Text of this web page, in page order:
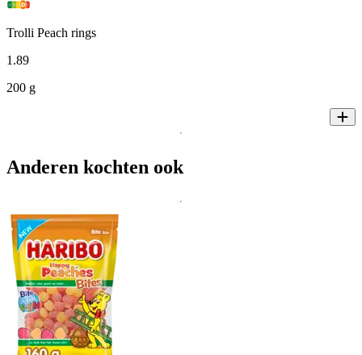
Trolli Peach rings
1 .89
200 g
Anderen kochten ook